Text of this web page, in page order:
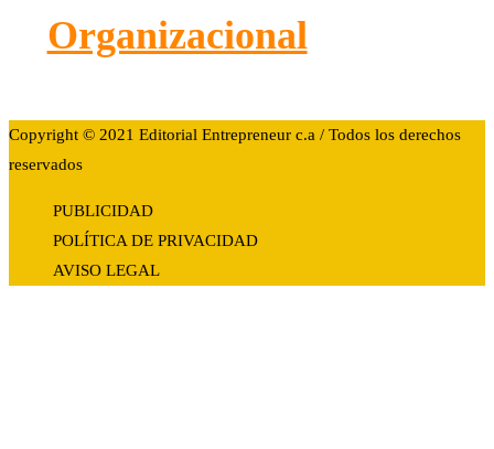
Organizacional
Copyright © 2021 Editorial Entrepreneur c.a / Todos los derechos
reservados
PUBLICIDAD
POLÍTICA DE PRIVACIDAD
AVISO LEGAL